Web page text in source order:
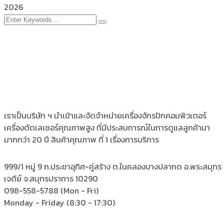
2026
เราเป็นบริษัท ฯ นำเข้าและจัดจำหน่ายเครื่องจักรปักคอมพิวเตอร์
เครื่องตัดเลเซอร์คุณภาพสูง ที่มีประสบการณ์ในการดูแลลูกค้ามา
มากกว่า 20 ปี สินค้าคุณภาพ ที่ 1 เรื่องการบริการ
999/1 หมู่ 9 ถ.ประชาอุทิศ-คู่สร้าง ต.ในคลองบางปลากด อ.พระสมุทร
เจดีย์ จ.สมุทรปราการ 10290
098-558-5788 (Mon - Fri)
Monday - Friday (8:30 - 17:30)